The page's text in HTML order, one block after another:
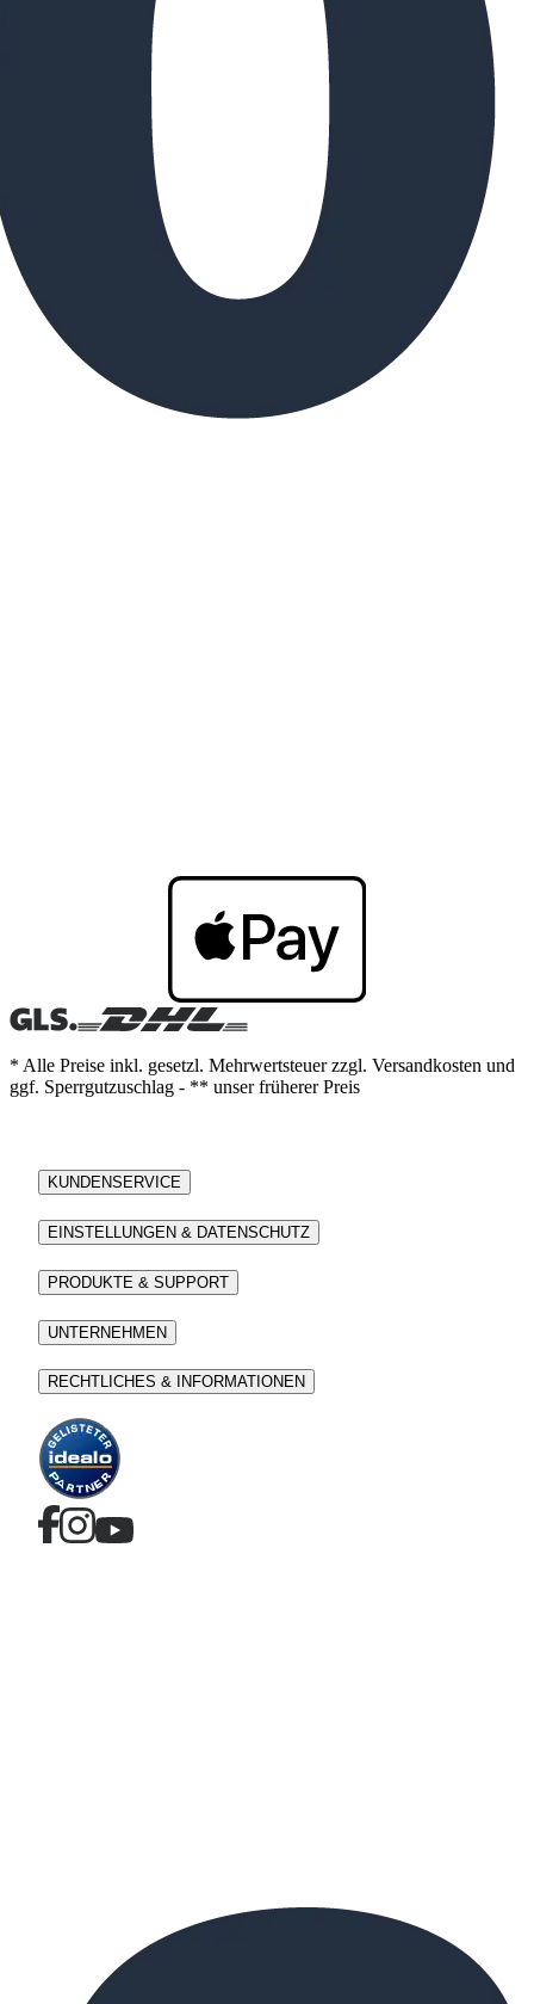
* Alle Preise inkl. gesetzl. Mehrwertsteuer zzgl. Versandkosten und
ggf. Sperrgutzuschlag - ** unser früherer Preis
KUNDENSERVICE
EINSTELLUNGEN & DATENSCHUTZ
PRODUKTE & SUPPORT
UNTERNEHMEN
RECHTLICHES & INFORMATIONEN